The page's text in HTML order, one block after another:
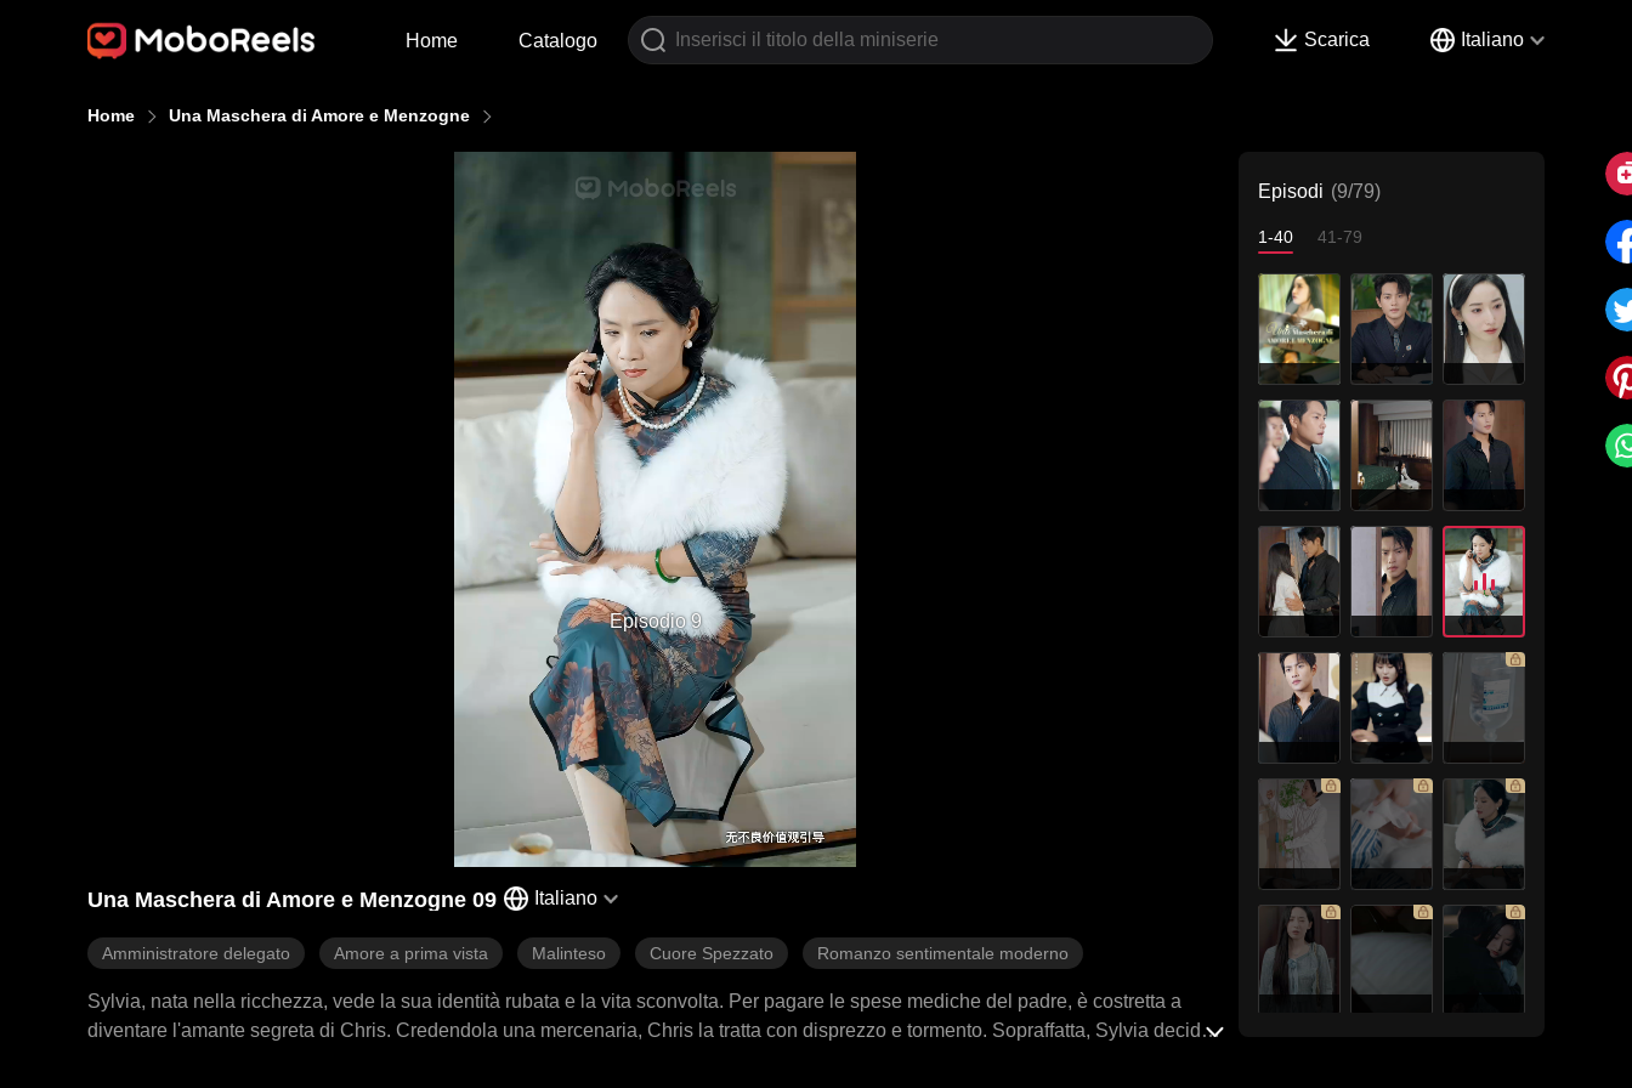
Home Catalogo Scarica Italiano
Home Una Maschera di Amore e Menzogne
Episodio 9
Una Maschera di Amore e Menzogne 09 Italiano
Amministratore delegato Amore a prima vista Malinteso Cuore Spezzato Romanzo sentimentale moderno
Sylvia, nata nella ricchezza, vede la sua identità rubata e la vita sconvolta. Per pagare le spese mediche del padre, è costretta a
diventare l'amante segreta di Chris. Credendola una mercenaria, Chris la tratta con disprezzo e tormento. Sopraffatta, Sylvia decide
Episodi (9/79)
1-40 41-79